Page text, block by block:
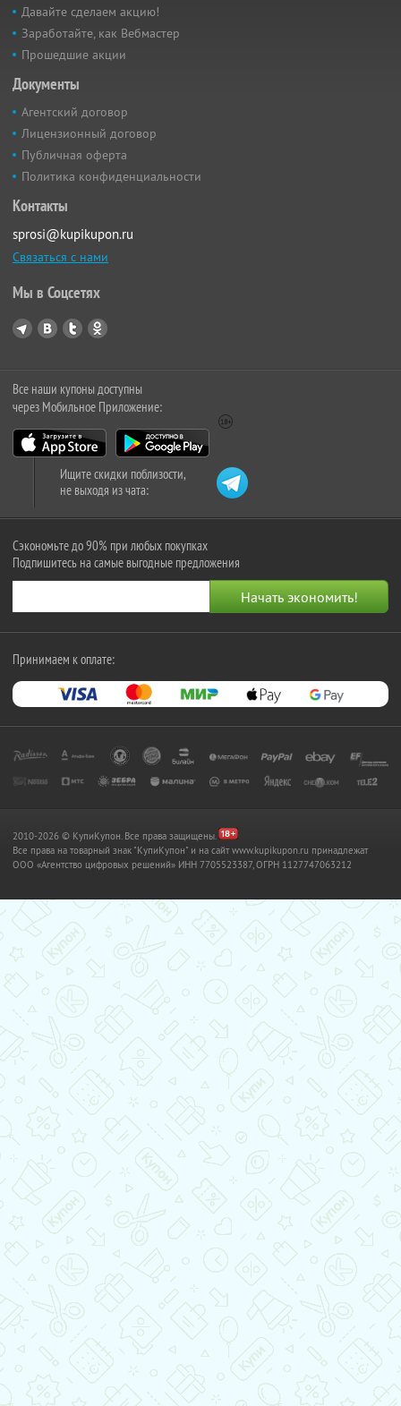
Давайте сделаем акцию!
Заработайте, как Вебмастер
Прошедшие акции
Документы
Агентский договор
Лицензионный договор
Публичная оферта
Политика конфиденциальности
Контакты
sprosi@kupikupon.ru
Связаться с нами
Мы в Соцсетях
Все наши купоны доступны
через Мобильное Приложение:
Ищите скидки поблизости,
не выходя из чата:
Сэкономьте до 90% при любых покупках
Подпишитесь на самые выгодные предложения
Принимаем к оплате:
2010-2026 © КупиКупон. Все права защищены.
Все права на товарный знак "КупиКупон" и на сайт www.kupikupon.ru принадлежат
OOO «Агентство цифровых решений» ИНН 7705523387, ОГРН 1127747063212